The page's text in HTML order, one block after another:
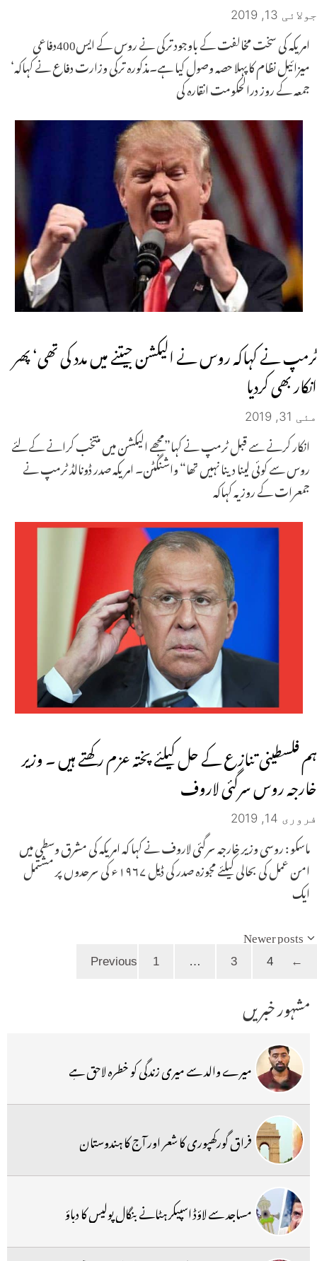
جولائی 13, 2019
امریکہ کی سخت مخالفت کے باوجود ترکی نے روس کے ایس400دفاعی
میزائیل نظام کا پہلا حصہ وصول کیا ہے۔مذکورہ ترکی وزارت دفاع نے کہاکہ‘
جمعہ کے روز درالحکومت انقارہ کی
ٹرمپ نے کہاکہ روس نے الیکشن جیتنے میں مدد کی تھی‘ پھر
انکار بھی کردیا
مئی 31, 2019
انکار کرنے سے قبل ٹرمپ نے کہا”مجھے الیکشن میں منتخب کرانے کے لئے
روس سے کوئی لینا دینا نہیں تھا“ واشنگٹن۔ امریکہ صدر ڈونالڈ ٹرمپ نے
جمعرات کے روزیہ کہاکہ
ہم فلسطینی تنازع کے حل کیلئے پختہ عزم رکھتے ہیں ۔ وزیر
خارجہ روس سرگئی لاروف
فروری 14, 2019
ماسکو : روسی وزیر خارجہ سرگئی لاروف نے کہا کہ امریکہ کی مشرق وسطی میں
امن عمل کی بحالی کیلئے مجوزہ صدر کی ڈیل ۱۹۶۷ء کی سرحدوں پر مشتمل
ایک
Newer posts
←
Page 1 … 3 4
مشہور خبریں
میرے والد سے میری زندگی کو خطرہ لاحق ہے
فراق گورکھپوری کا شعر اور آج کا ہندوستان
مساجد سے لاؤڈ اسپیکر ہٹانے بنگال پولیس کا دباؤ